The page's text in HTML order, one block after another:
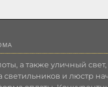
а также уличный
и люстр